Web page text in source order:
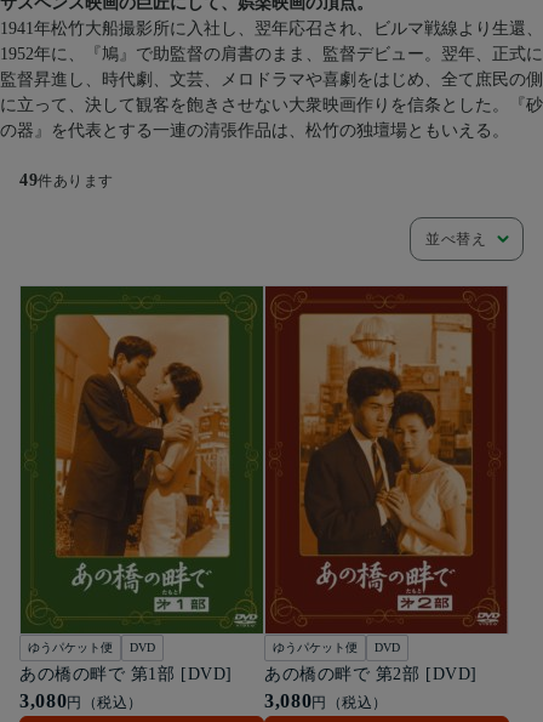
1941年松竹大船撮影所に入社し、翌年応召され、ビルマ戦線より生還、
1952年に、『鳩』で助監督の肩書のまま、監督デビュー。翌年、正式に
監督昇進し、時代劇、文芸、メロドラマや喜劇をはじめ、全て庶民の側
に立って、決して観客を飽きさせない大衆映画作りを信条とした。『砂
の器』を代表とする一連の清張作品は、松竹の独壇場ともいえる。
49件あります
並べ替え
ゆうパケット便 DVD
あの橋の畔で 第1部 [DVD]
3,080円（税込）
ゆうパケット便 DVD
あの橋の畔で 第2部 [DVD]
3,080円（税込）